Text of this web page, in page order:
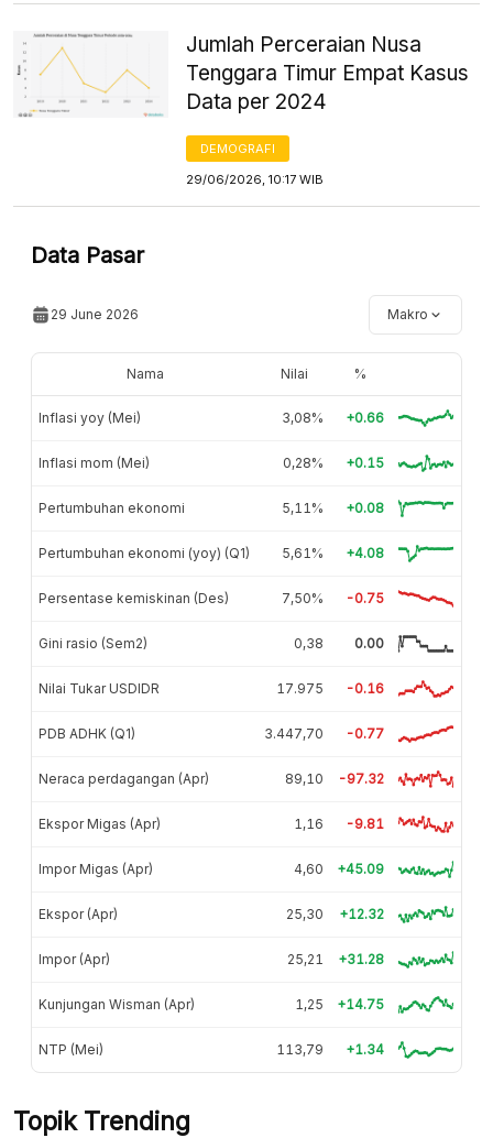
Jumlah Perceraian Nusa
Tenggara Timur Empat Kasus
Data per 2024
DEMOGRAFI
29/06/2026, 10:17 WIB
Data Pasar
29 June 2026 Makro
Nama Nilai %
Inflasi yoy (Mei) 3,08% +0.66
Inflasi mom (Mei) 0,28% +0.15
Pertumbuhan ekonomi 5,11% +0.08
Pertumbuhan ekonomi (yoy) (Q1) 5,61% +4.08
Persentase kemiskinan (Des) 7,50% -0.75
Gini rasio (Sem2) 0,38 0.00
Nilai Tukar USDIDR 17.975 -0.16
PDB ADHK (Q1) 3.447,70 -0.77
Neraca perdagangan (Apr) 89,10 -97.32
Ekspor Migas (Apr) 1,16 -9.81
Impor Migas (Apr) 4,60 +45.09
Ekspor (Apr) 25,30 +12.32
Impor (Apr) 25,21 +31.28
Kunjungan Wisman (Apr) 1,25 +14.75
NTP (Mei) 113,79 +1.34
Topik Trending